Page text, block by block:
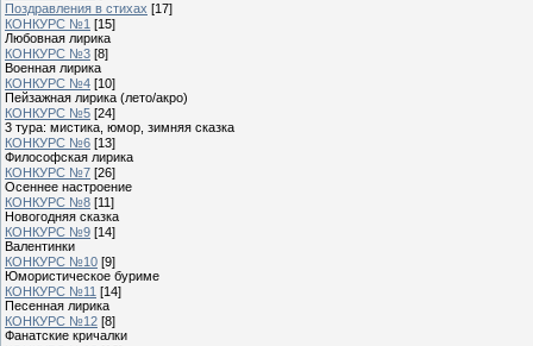
Поздравления в стихах [17]
КОНКУРС №1 [15]
Любовная лирика
КОНКУРС №3 [8]
Военная лирика
КОНКУРС №4 [10]
Пейзажная лирика (лето/акро)
КОНКУРС №5 [24]
3 тура: мистика, юмор, зимняя сказка
КОНКУРС №6 [13]
Философская лирика
КОНКУРС №7 [26]
Осеннее настроение
КОНКУРС №8 [11]
Новогодняя сказка
КОНКУРС №9 [14]
Валентинки
КОНКУРС №10 [9]
Юмористическое буриме
КОНКУРС №11 [14]
Песенная лирика
КОНКУРС №12 [8]
Фанатские кричалки